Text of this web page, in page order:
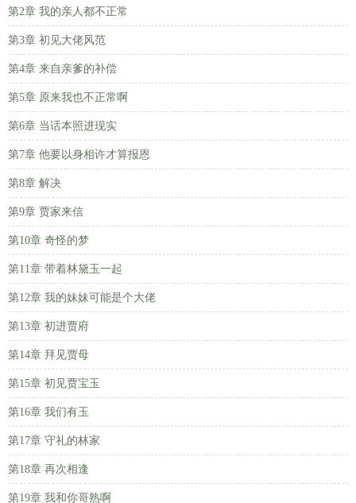
第2章 我的亲人都不正常
第3章 初见大佬风范
第4章 来自亲爹的补偿
第5章 原来我也不正常啊
第6章 当话本照进现实
第7章 他要以身相许才算报恩
第8章 解决
第9章 贾家来信
第10章 奇怪的梦
第11章 带着林黛玉一起
第12章 我的妹妹可能是个大佬
第13章 初进贾府
第14章 拜见贾母
第15章 初见贾宝玉
第16章 我们有玉
第17章 守礼的林家
第18章 再次相逢
第19章 我和你哥熟啊